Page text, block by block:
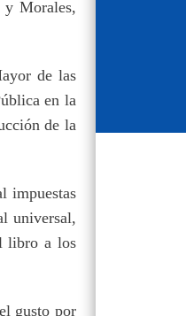
Morales,
de las
en la
de la
impuestas
universal,
libro a los
gusto por